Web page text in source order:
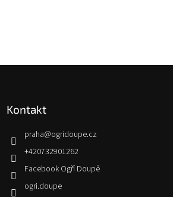
Kontakt
praha@ogridoupe.cz
+420732901262
Facebook Ogří Doupě
ogri.doupe